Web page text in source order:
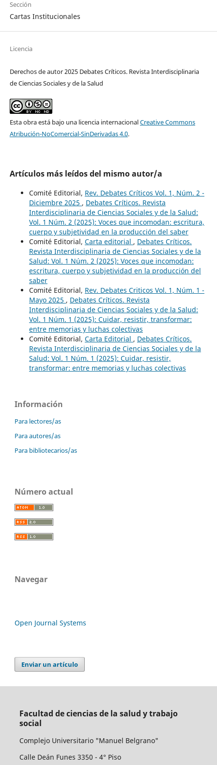
Sección
Cartas Institucionales
Licencia
Derechos de autor 2025 Debates Críticos. Revista Interdisciplinaria
de Ciencias Sociales y de la Salud
Esta obra está bajo una licencia internacionalCreative Commons
Atribución-NoComercial-SinDerivadas 4.0.
Artículos más leídos del mismo autor/a
Comité Editorial, Rev. Debates Críticos Vol. 1, Núm. 2 -
Diciembre 2025 , Debates Críticos. Revista
Interdisciplinaria de Ciencias Sociales y de la Salud:
Vol. 1 Núm. 2 (2025): Voces que incomodan: escritura,
cuerpo y subjetividad en la producción del saber
Comité Editorial, Carta editorial , Debates Críticos.
Revista Interdisciplinaria de Ciencias Sociales y de la
Salud: Vol. 1 Núm. 2 (2025): Voces que incomodan:
escritura, cuerpo y subjetividad en la producción del
saber
Comité Editorial, Rev. Debates Criticos Vol. 1, Núm. 1 -
Mayo 2025 , Debates Críticos. Revista
Interdisciplinaria de Ciencias Sociales y de la Salud:
Vol. 1 Núm. 1 (2025): Cuidar, resistir, transformar:
entre memorias y luchas colectivas
Comité Editorial, Carta Editorial , Debates Críticos.
Revista Interdisciplinaria de Ciencias Sociales y de la
Salud: Vol. 1 Núm. 1 (2025): Cuidar, resistir,
transformar: entre memorias y luchas colectivas
Información
Para lectores/as
Para autores/as
Para bibliotecarios/as
Número actual
Navegar
Open Journal Systems
Enviar un artículo
Facultad de ciencias de la salud y trabajo
social
Complejo Universitario "Manuel Belgrano"
Calle Deán Funes 3350 - 4° Piso